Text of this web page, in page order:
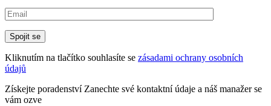
Kliknutím na tlačítko souhlasíte se zásadami ochrany osobních
údajů
Získejte poradenství Zanechte své kontaktní údaje a náš manažer se
vám ozve